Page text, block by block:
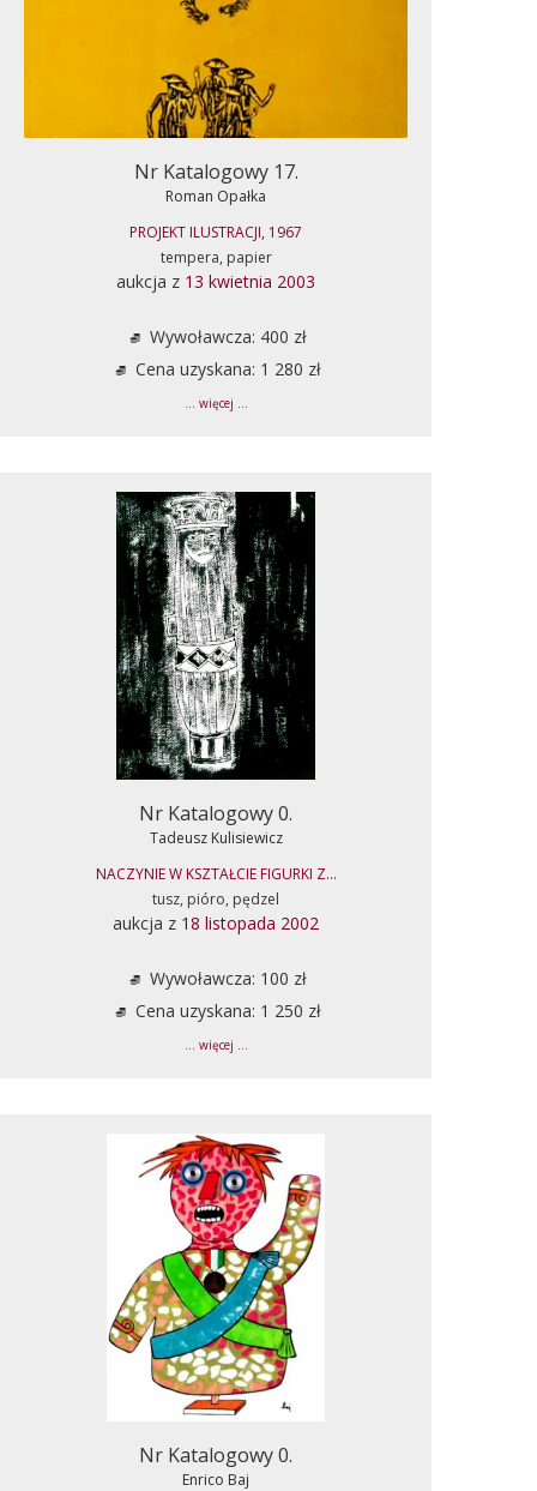
Nr Katalogowy 17.
Roman Opałka
PROJEKT ILUSTRACJI, 1967
tempera, papier
aukcja z 13 kwietnia 2003
Wywoławcza: 400 zł
Cena uzyskana: 1 280 zł
... więcej ...
Nr Katalogowy 0.
Tadeusz Kulisiewicz
NACZYNIE W KSZTAŁCIE FIGURKI Z...
tusz, pióro, pędzel
aukcja z 18 listopada 2002
Wywoławcza: 100 zł
Cena uzyskana: 1 250 zł
... więcej ...
Nr Katalogowy 0.
Enrico Baj